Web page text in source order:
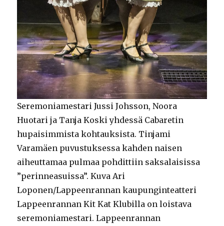
Seremoniamestari Jussi Johsson, Noora
Huotari ja Tanja Koski yhdessä Cabaretin
hupaisimmista kohtauksista. Tinjami
Varamäen puvustuksessa kahden naisen
aiheuttamaa pulmaa pohdittiin saksalaisissa
”perinneasuissa”. Kuva Ari
Loponen/Lappeenrannan kaupunginteatteri
Lappeenrannan Kit Kat Klubilla on loistava
seremoniamestari. Lappeenrannan